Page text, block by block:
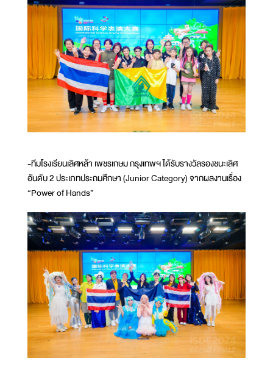
-ทีมโรงเรียนเลิศหล้า เพชรเกษม กรุงเทพฯ ได้รับรางวัลรองชนะเลิศ
อันดับ 2 ประเภทประถมศึกษา (Junior Category) จากผลงานเรื่อง
“Power of Hands”